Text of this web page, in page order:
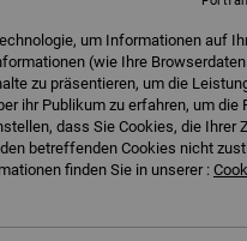
um Informationen auf
(wie Ihre
zu präsentieren, um die
ihr Publikum zu erfahren, um die
dass Sie Cookies, die Ihrer
betreffenden Cookies nicht
finden Sie in unserer :